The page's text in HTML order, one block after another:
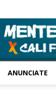
ANUNCIATE